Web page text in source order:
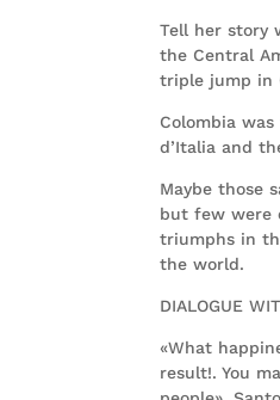
Tell her story
the Central
triple jump in
Colombia
d’Italia and
Maybe those
but few were
triumphs in
the world.
DIALOGUE
«What
result!. You